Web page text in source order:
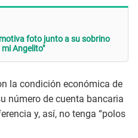
foto junto a su sobrino
Angelito"
la condición económica de
número de cuenta bancaria
y, así, no tenga “polos